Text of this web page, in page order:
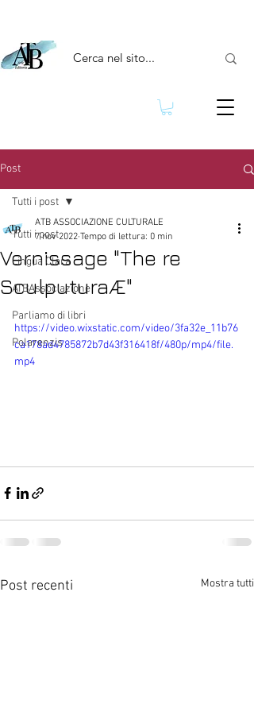
Post
Tutti i post
Lingua Clara
ATBAssociazione
Parliamo di libri
Polarenzis
Tutti i post
Vernissage "The re
SculputuraÆ"
ATB ASSOCIAZIONE CULTURALE
7 nov 2022 Tempo di lettura: 0 min
https://video.wixstatic.com/video/3fa32e_11b76
ca178ad4785872b7d43f316418f/480p/mp4/file.
mp4
Post recenti Mostra tutti